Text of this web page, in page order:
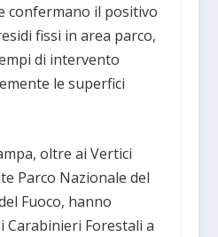
confermano il positivo
fissi in area parco,
di intervento
le superfici
oltre ai Vertici
Parco Nazionale del
Fuoco, hanno
Carabinieri Forestali a